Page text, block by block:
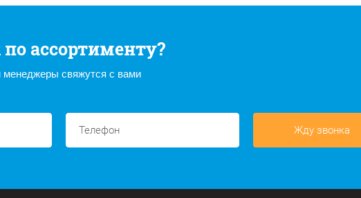
ассортименту?
менеджеры свяжутся с вами
Жду звонка